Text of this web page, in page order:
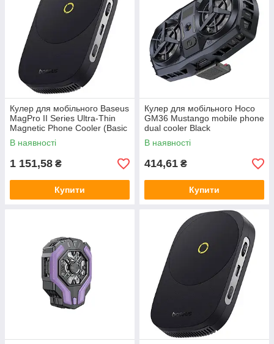
Кулер для мобільного Baseus
MagPro II Series Ultra-Thin
Magnetic Phone Cooler (Basic
Edition) Cosmic Black
В наявності
1 151,58 ₴
Купити
Кулер для мобільного Hoco
GM36 Mustango mobile phone
dual cooler Black
В наявності
414,61 ₴
Купити